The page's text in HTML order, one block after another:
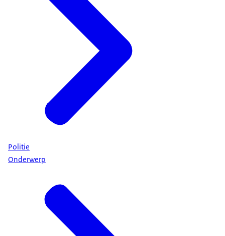
Politie
Onderwerp